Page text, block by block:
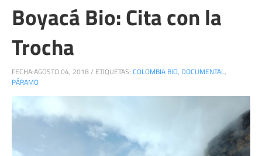
Boyacá Bio: Cita con la
Trocha
FECHA:AGOSTO 04, 2018/ ETIQUETAS: COLOMBIA BIO, DOCUMENTAL,
PÁRAMO